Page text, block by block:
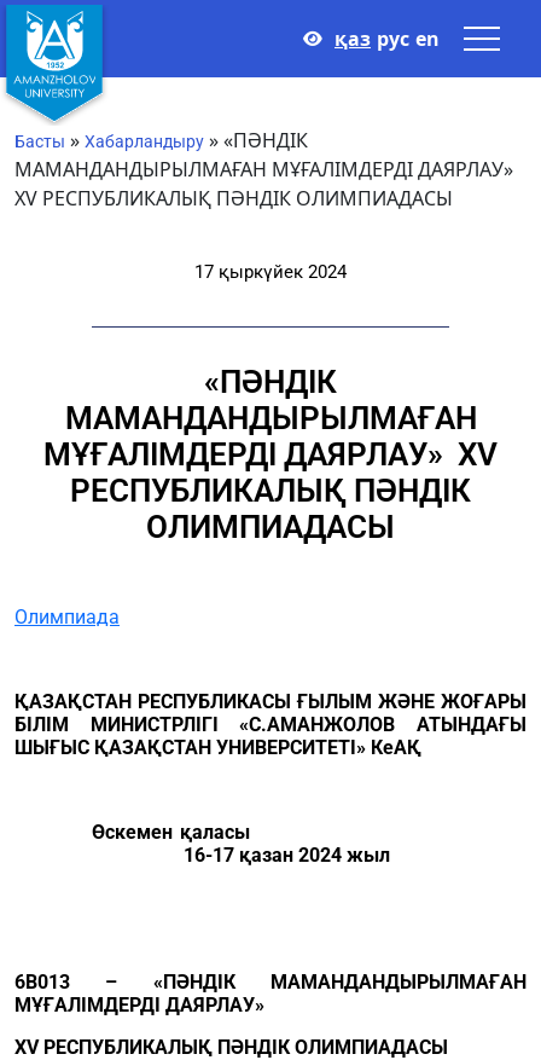
қаз рус en
Басты » Хабарландыру »«ПӘНДІК
МАМАНДАНДЫРЫЛМАҒАН МҰҒАЛІМДЕРДІ ДАЯРЛАУ»
ХV РЕСПУБЛИКАЛЫҚ ПӘНДІК ОЛИМПИАДАСЫ
17 қыркүйек 2024
«ПӘНДІК
МАМАНДАНДЫРЫЛМАҒАН
МҰҒАЛІМДЕРДІ ДАЯРЛАУ» ХV
РЕСПУБЛИКАЛЫҚ ПӘНДІК
ОЛИМПИАДАСЫ
Олимпиада
ҚАЗАҚСТАН РЕСПУБЛИКАСЫ ҒЫЛЫМ ЖӘНЕ ЖОҒАРЫ
БІЛІМ МИНИСТРЛІГІ«С.АМАНЖОЛОВ АТЫНДАҒЫ
ШЫҒЫС ҚАЗАҚСТАН УНИВЕРСИТЕТІ» КеАҚ
Өскемен қаласы
16-17 қазан 2024 жыл
6В013 – «ПӘНДІК МАМАНДАНДЫРЫЛМАҒАН
МҰҒАЛІМДЕРДІ ДАЯРЛАУ»
ХV РЕСПУБЛИКАЛЫҚ ПӘНДІК ОЛИМПИАДАСЫ